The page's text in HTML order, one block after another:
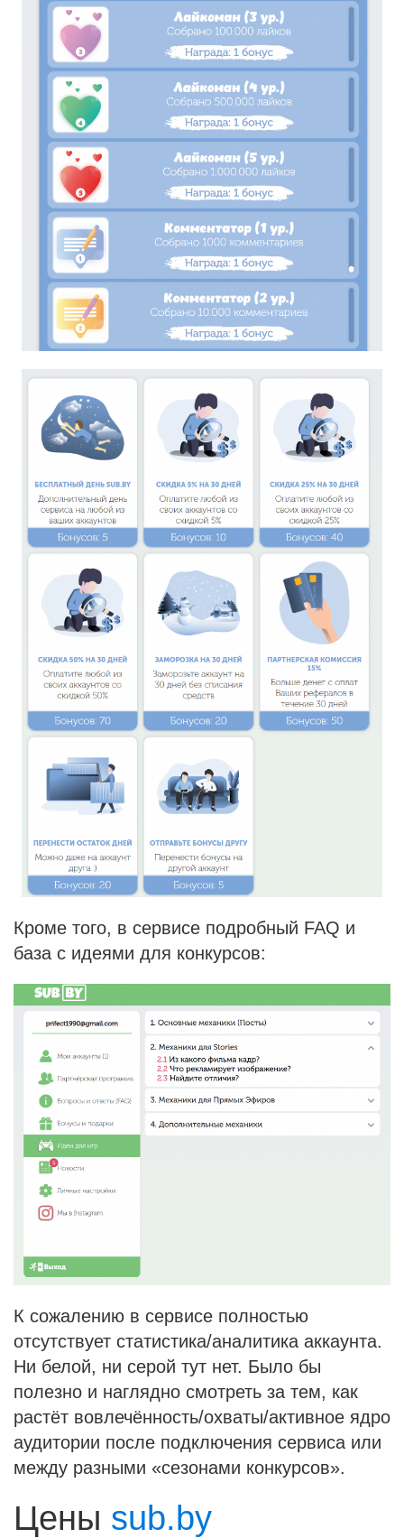
Кроме того, в сервисе подробный FAQ и
база с идеями для конкурсов:
К сожалению в сервисе полностью
отсутствует статистика/аналитика аккаунта.
Ни белой, ни серой тут нет. Было бы
полезно и наглядно смотреть за тем, как
растёт вовлечённость/охваты/активное ядро
аудитории после подключения сервиса или
между разными «сезонами конкурсов».
Цены sub.by